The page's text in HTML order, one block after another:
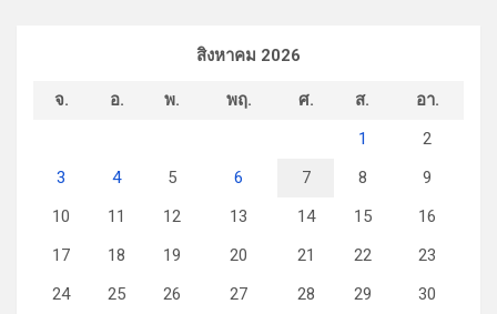
สิงหาคม 2026
จ. อ. พ. พฤ. ศ. ส.
อา.
1
2
3
4 5 6 7 8
9
10
11 12 13 14 15
16
17
18 19 20 21 22
23
24
25 26 27 28 29
30